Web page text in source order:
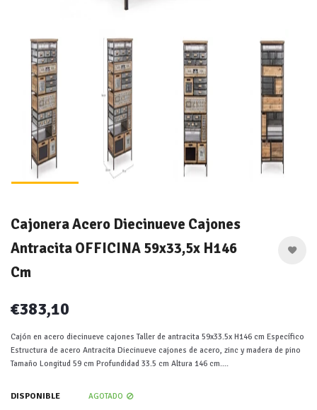
Cajonera Acero Diecinueve Cajones
Antracita OFFICINA 59x33,5x H146
Cm
€383,10
Cajón en acero diecinueve cajones Taller de antracita 59x33.5x H146 cm Específico
Estructura de acero Antracita Diecinueve cajones de acero, zinc y madera de pino
Tamaño Longitud 59 cm Profundidad 33.5 cm Altura 146 cm....
DISPONIBLE AGOTADO